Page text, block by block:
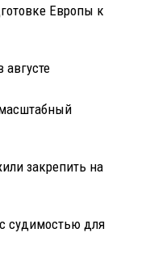
Европы к
закрепить на
судимостью для